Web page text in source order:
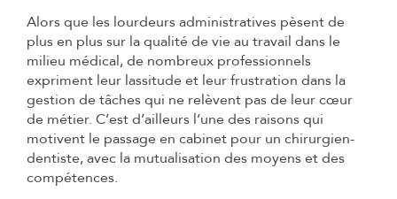
Alors que les lourdeurs administratives pèsent de
plus en plus sur la qualité de vie au travail dans le
milieu médical, de nombreux professionnels
expriment leur lassitude et leur frustration dans la
gestion de tâches qui ne relèvent pas de leur cœur
de métier. C’est d’ailleurs l’une des raisons qui
motivent le passage en cabinet pour un chirurgien-
dentiste, avec la mutualisation des moyens et des
compétences.